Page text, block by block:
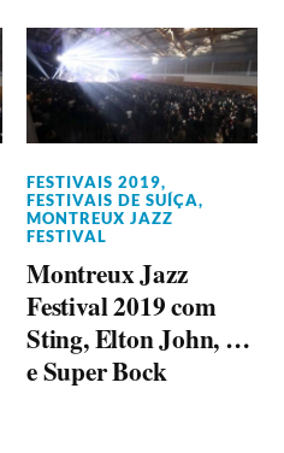
FESTIVAIS 2019,
FESTIVAIS DE SUÍÇA,
MONTREUX JAZZ
FESTIVAL
Montreux Jazz
Festival 2019 com
Sting, Elton John, …
e Super Bock